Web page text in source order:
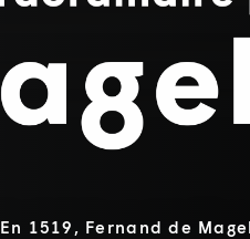
En 1519, Fernand de